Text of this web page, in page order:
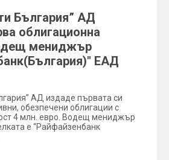
България” АД
облигационна
мениджър
ЕАД
АД издаде първата си
обезпечени облигации с
4 млн. евро. Водещ мениджър
е “Райфайзенбанк